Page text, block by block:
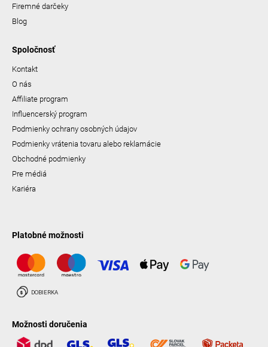
Firemné darčeky
Blog
Spoločnosť
Kontakt
O nás
Affiliate program
Influencerský program
Podmienky ochrany osobných údajov
Podmienky vrátenia tovaru alebo reklamácie
Obchodné podmienky
Pre médiá
Kariéra
Platobné možnosti
Možnosti doručenia